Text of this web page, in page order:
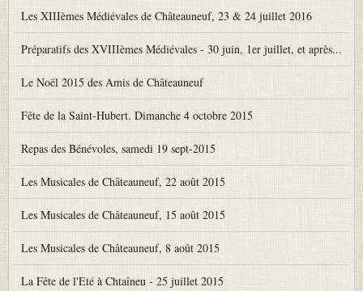
Les XIIIèmes Médiévales de Châteauneuf, 23 & 24 juillet 2016
Préparatifs des XVIIIèmes Médiévales - 30 juin, 1er juillet, et après...
Le Noël 2015 des Amis de Châteauneuf
Fête de la Saint-Hubert. Dimanche 4 octobre 2015
Repas des Bénévoles, samedi 19 sept-2015
Les Musicales de Châteauneuf, 22 août 2015
Les Musicales de Châteauneuf, 15 août 2015
Les Musicales de Châteauneuf, 8 août 2015
La Fête de l'Eté à Chtaîneu - 25 juillet 2015